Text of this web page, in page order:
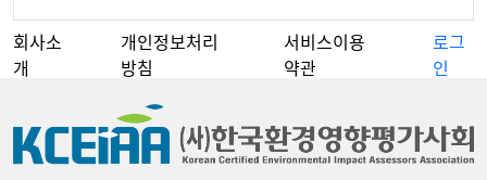
회사소
개
개인정보처리
방침
서비스이용
약관
로그
인